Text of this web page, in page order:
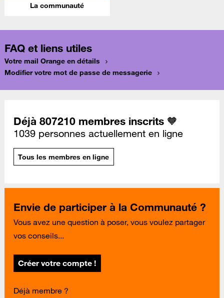
La communauté
FAQ et liens utiles
Votre mail Orange en détails
Modifier votre mot de passe de messagerie
Déjà 807210 membres inscrits 🧡
1039 personnes actuellement en ligne
Tous les membres en ligne
Envie de participer à la Communauté ?
Vous avez une question à poser, vous voulez partager
vos conseils...
Créer votre compte !
Déjà membre ?